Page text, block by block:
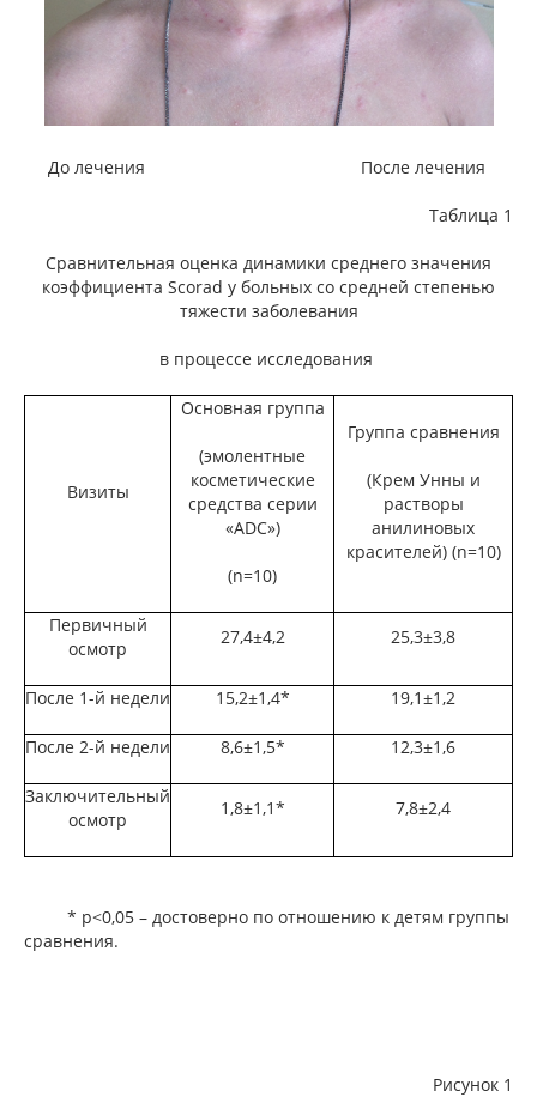
До лечения После лечения
Таблица 1
Сравнительная оценка динамики среднего значения
коэффициента Scorad у больных со средней степенью
тяжести заболевания
в процессе исследования
Визиты
Основная группа
(эмолентные
косметические
средства серии
«ADC»)
(n=10)
Группа сравнения
(Крем Унны и
растворы
анилиновых
красителей) (n=10)
Первичный
осмотр
27,4±4,2 25,3±3,8
После 1-й недели 15,2±1,4* 19,1±1,2
После 2-й недели 8,6±1,5* 12,3±1,6
Заключительный
осмотр
1,8±1,1* 7,8±2,4
* р<0,05 – достоверно по отношению к детям группы
сравнения.
Рисунок 1